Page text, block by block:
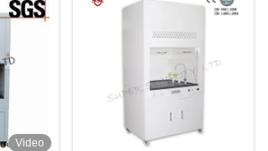
Video